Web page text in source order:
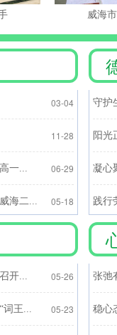
！威海二中党建
01-22
威海市师
03-04
11-28
一... 06-29
海二... 05-18
开... 05-26
王... 05-23
守护
阳光
凝心
践行
张弛
稳心